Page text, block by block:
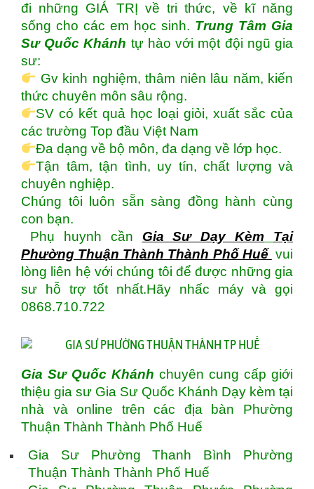
đi những GIÁ TRỊ về tri thức, về kĩ năng
sống cho các em học sinh. Trung Tâm Gia
Sư Quốc Khánh tự hào với một đội ngũ gia
sư:
Gv kinh nghiệm, thâm niên lâu năm, kiến
thức chuyên môn sâu rộng.
SV có kết quả học loại giỏi, xuất sắc của
các trường Top đầu Việt Nam
Đa dạng về bộ môn, đa dạng về lớp học.
Tận tâm, tận tình, uy tín, chất lượng và
chuyên nghiệp.
Chúng tôi luôn sẵn sàng đồng hành cùng
con bạn.
Phụ huynh cần Gia Sư Dạy Kèm
Tại
Phường Thuận Thành Thành Phố Huế vui
lòng liên hệ với chúng tôi để được những gia
sư hỗ trợ tốt nhất.Hãy nhấc máy và gọi
0868.710.722
Gia Sư Quốc Khánh chuyên cung cấp giới
thiệu gia sư Gia Sư Quốc Khánh Dạy kèm tại
nhà và online trên các địa bàn Phường
Thuận Thành Thành Phố Huế
Gia Sư Phường Thanh Bình Phường
Thuận Thành Thành Phố Huế